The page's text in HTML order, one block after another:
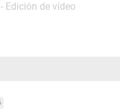
Edición de vídeo